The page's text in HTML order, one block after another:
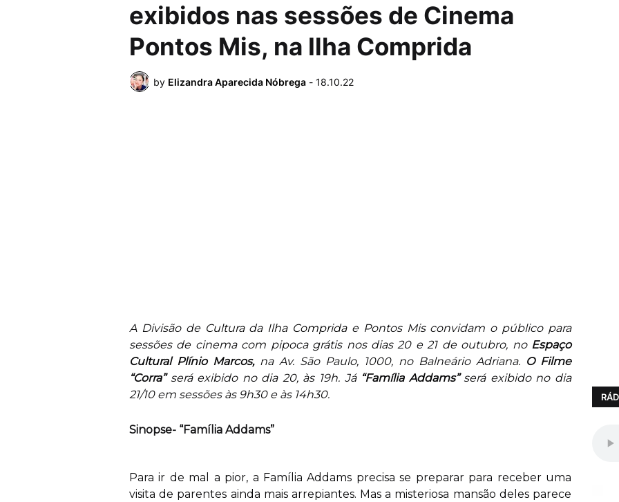
exibidos nas sessões de Cinema
Pontos Mis, na Ilha Comprida
by Elizandra Aparecida Nóbrega - 18.10.22
A Divisão de Culturada Ilha Compridae Pontos Mis convidam o público para
sessões de cinema com pipoca grátis nos dias 20 e 21 de outubro, no Espaço
Cultural Plínio Marcos,na Av. São Paulo, 1000, no Balneário Adriana. O Filme
“Corra” será exibido no dia 20, às 19h. Já “Família Addams”será exibido no dia
21/10 em sessões às 9h30 e às 14h30.
Sinopse- “Família Addams”
Para ir de mal a pior, a Família Addams precisa se preparar para receber uma
visita de parentes ainda mais arrepiantes. Mas a misteriosa mansão deles parece